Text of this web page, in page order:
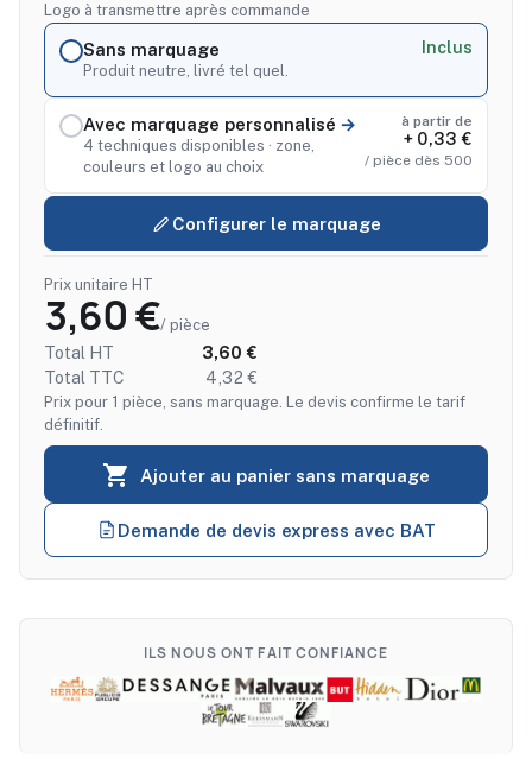
Logo à transmettre après commande
Sans marquage
Produit neutre, livré tel quel.
Inclus
Avec marquage personnalisé
4 techniques disponibles · zone,
couleurs et logo au choix
à partir de
+ 0,33 €
/ pièce dès 500
Configurer le marquage
 Ajouter au panier sans marquage
Prix unitaire HT
3,60 €/ pièce
Total HT
3,60 €
Total TTC
4,32 €
Prix pour 1 pièce, sans marquage. Le devis confirme le tarif
définitif.
Demande de devis express avec BAT
ILS NOUS ONT FAIT CONFIANCE